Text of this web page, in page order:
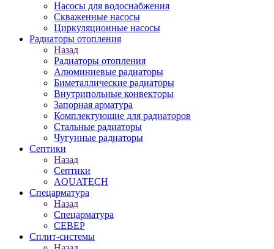
Насосы для водоснабжения
Скваженные насосы
Циркуляционные насосы
Радиаторы отопления
Назад
Радиаторы отопления
Алюминиевые радиаторы
Биметаллические радиаторы
Внутрипольные конвекторы
Запорная арматура
Комплектующие для радиаторов
Стальные радиаторы
Чугунные радиаторы
Септики
Назад
Септики
AQUATECH
Спецарматура
Назад
Спецарматура
СЕВЕР
Сплит-системы